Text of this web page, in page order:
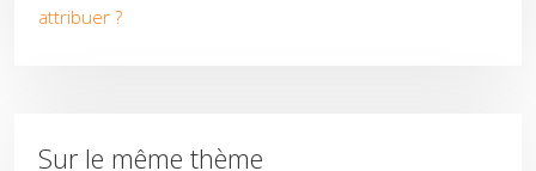
attribuer ?
Sur le même thème